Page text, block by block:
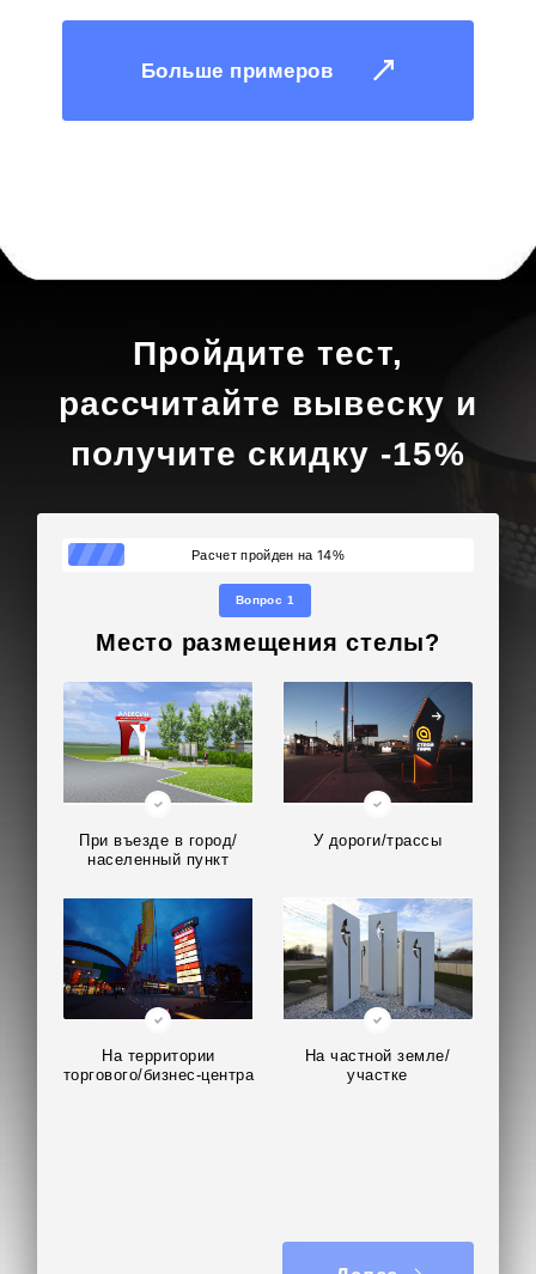
Больше примеров
Пройдите тест,
рассчитайте вывеску и
получите скидку -15%
Расчет пройден на 14%
Вопрос 1
Место размещения стелы?
При въезде в город/
населенный пункт
У дороги/трассы
На территории
торгового/бизнес-центра
На частной земле/
участке